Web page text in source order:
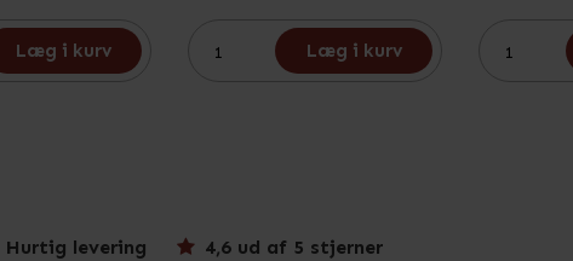
Læg i kurv Læg i kurv
Hurtig levering 4,6 ud af 5 stjerner